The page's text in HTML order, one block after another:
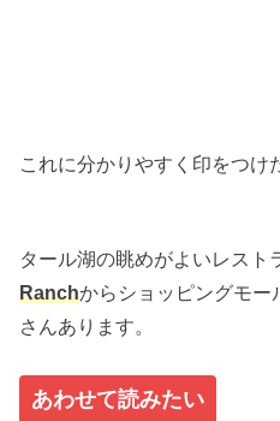
これに分かりやすく印をつけ
タール湖の眺めがよいレスト
Ranchからショッピングモー
さんあります。
あわせて読みたい